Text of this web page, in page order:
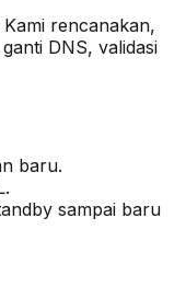
rencanakan,
DNS, validasi
baru.
sampai baru